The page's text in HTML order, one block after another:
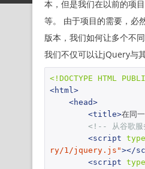
本，但是我们在以前的项
等。 由于项目的需要，必
版本，我们如何让多个不
我们不仅可以让jQuery与
<!DOCTYPE HTML
<html>
<head>
<title>在同
<!-- 从谷歌服
<script type
ry/1/jquery.js"></
<script type